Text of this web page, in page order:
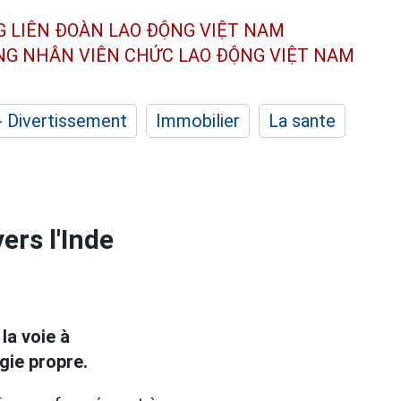
LIÊN ĐOÀN LAO ĐỘNG VIỆT NAM
NHÂN VIÊN CHỨC LAO ĐỘNG VIỆT NAM
Divertissement Immobilier La sante
l'Inde
voie à
propre.